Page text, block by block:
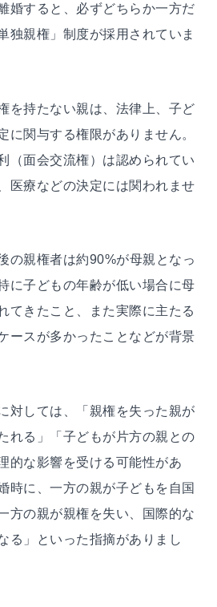
婚すると、必ずどちらか一方だ
独親権」制度が採用されていま
を持たない親は、法律上、子ど
に関与する権限がありません。
（面会交流権）は認められてい
医療などの決定には関われませ
の親権者は約90%が母親となっ
に子どもの年齢が低い場合に母
てきたこと、また実際に主たる
ースが多かったことなどが背景
対しては、「親権を失った親が
れる」「子どもが片方の親との
的な影響を受ける可能性があ
時に、一方の親が子どもを自国
方の親が親権を失い、国際的な
る」といった指摘がありまし